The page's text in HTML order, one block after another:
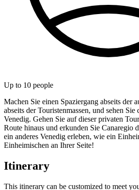
Up to 10 people
Machen Sie einen Spaziergang abseits der
abseits der Touristenmassen, und sehen
Venedig. Gehen Sie auf dieser privaten
Route hinaus und erkunden Sie Canaregio
ein anderes Venedig erleben, wie ein
Einheimischen an Ihrer Seite!
Itinerary
This itinerary can be customized to meet